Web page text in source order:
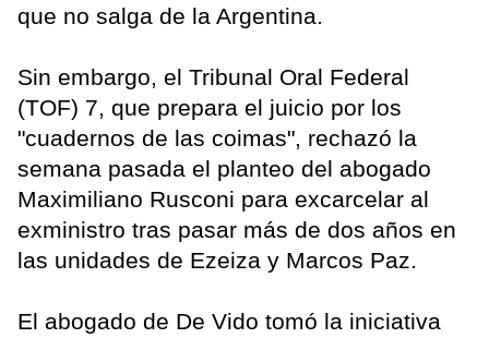
que no salga de la Argentina.
Sin embargo, el Tribunal Oral Federal
(TOF) 7, que prepara el juicio por los
"cuadernos de las coimas", rechazó la
semana pasada el planteo del abogado
Maximiliano Rusconi para excarcelar al
exministro tras pasar más de dos años en
las unidades de Ezeiza y Marcos Paz.
El abogado de De Vido tomó la iniciativa